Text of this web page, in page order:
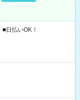
払いOK！